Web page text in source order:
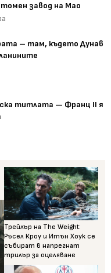
завод на Мао
– там, където Дунав
титлата — Франц II я
Трейлър на The Weight:
Ръсел Кроу и Итън Хоук се
събират в напрегнат
трилър за оцеляване